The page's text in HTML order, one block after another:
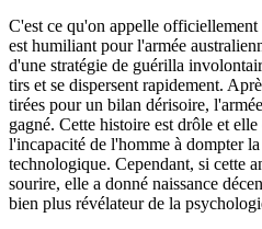
C'est ce qu'on appelle
est humiliant pour l'armée
d'une stratégie de guérilla
tirs et se dispersent rapidement.
tirées pour un bilan dérisoire,
gagné. Cette histoire est drôle et
l'incapacité de l'homme à dompter
technologique. Cependant, si cette
sourire, elle a donné naissance
bien plus révélateur de la